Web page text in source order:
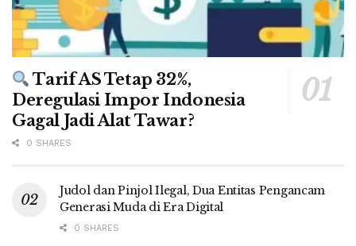
Tarif AS Tetap 32%,
Deregulasi Impor Indonesia
Gagal Jadi Alat Tawar?
0 SHARES
Judol dan Pinjol Ilegal, Dua Entitas Pengancam
Generasi Muda di Era Digital
0 SHARES